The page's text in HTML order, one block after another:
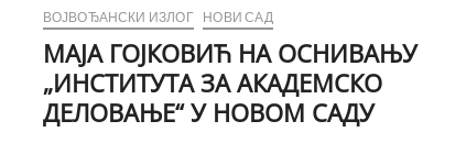
ВОЈВОЂАНСКИ ИЗЛОГ НОВИ САД
МАЈА ГОЈКОВИЋ НА ОСНИВАЊУ
„ИНСТИТУТА ЗА АКАДЕМСКО
ДЕЛОВАЊЕ“ У НОВОМ САДУ